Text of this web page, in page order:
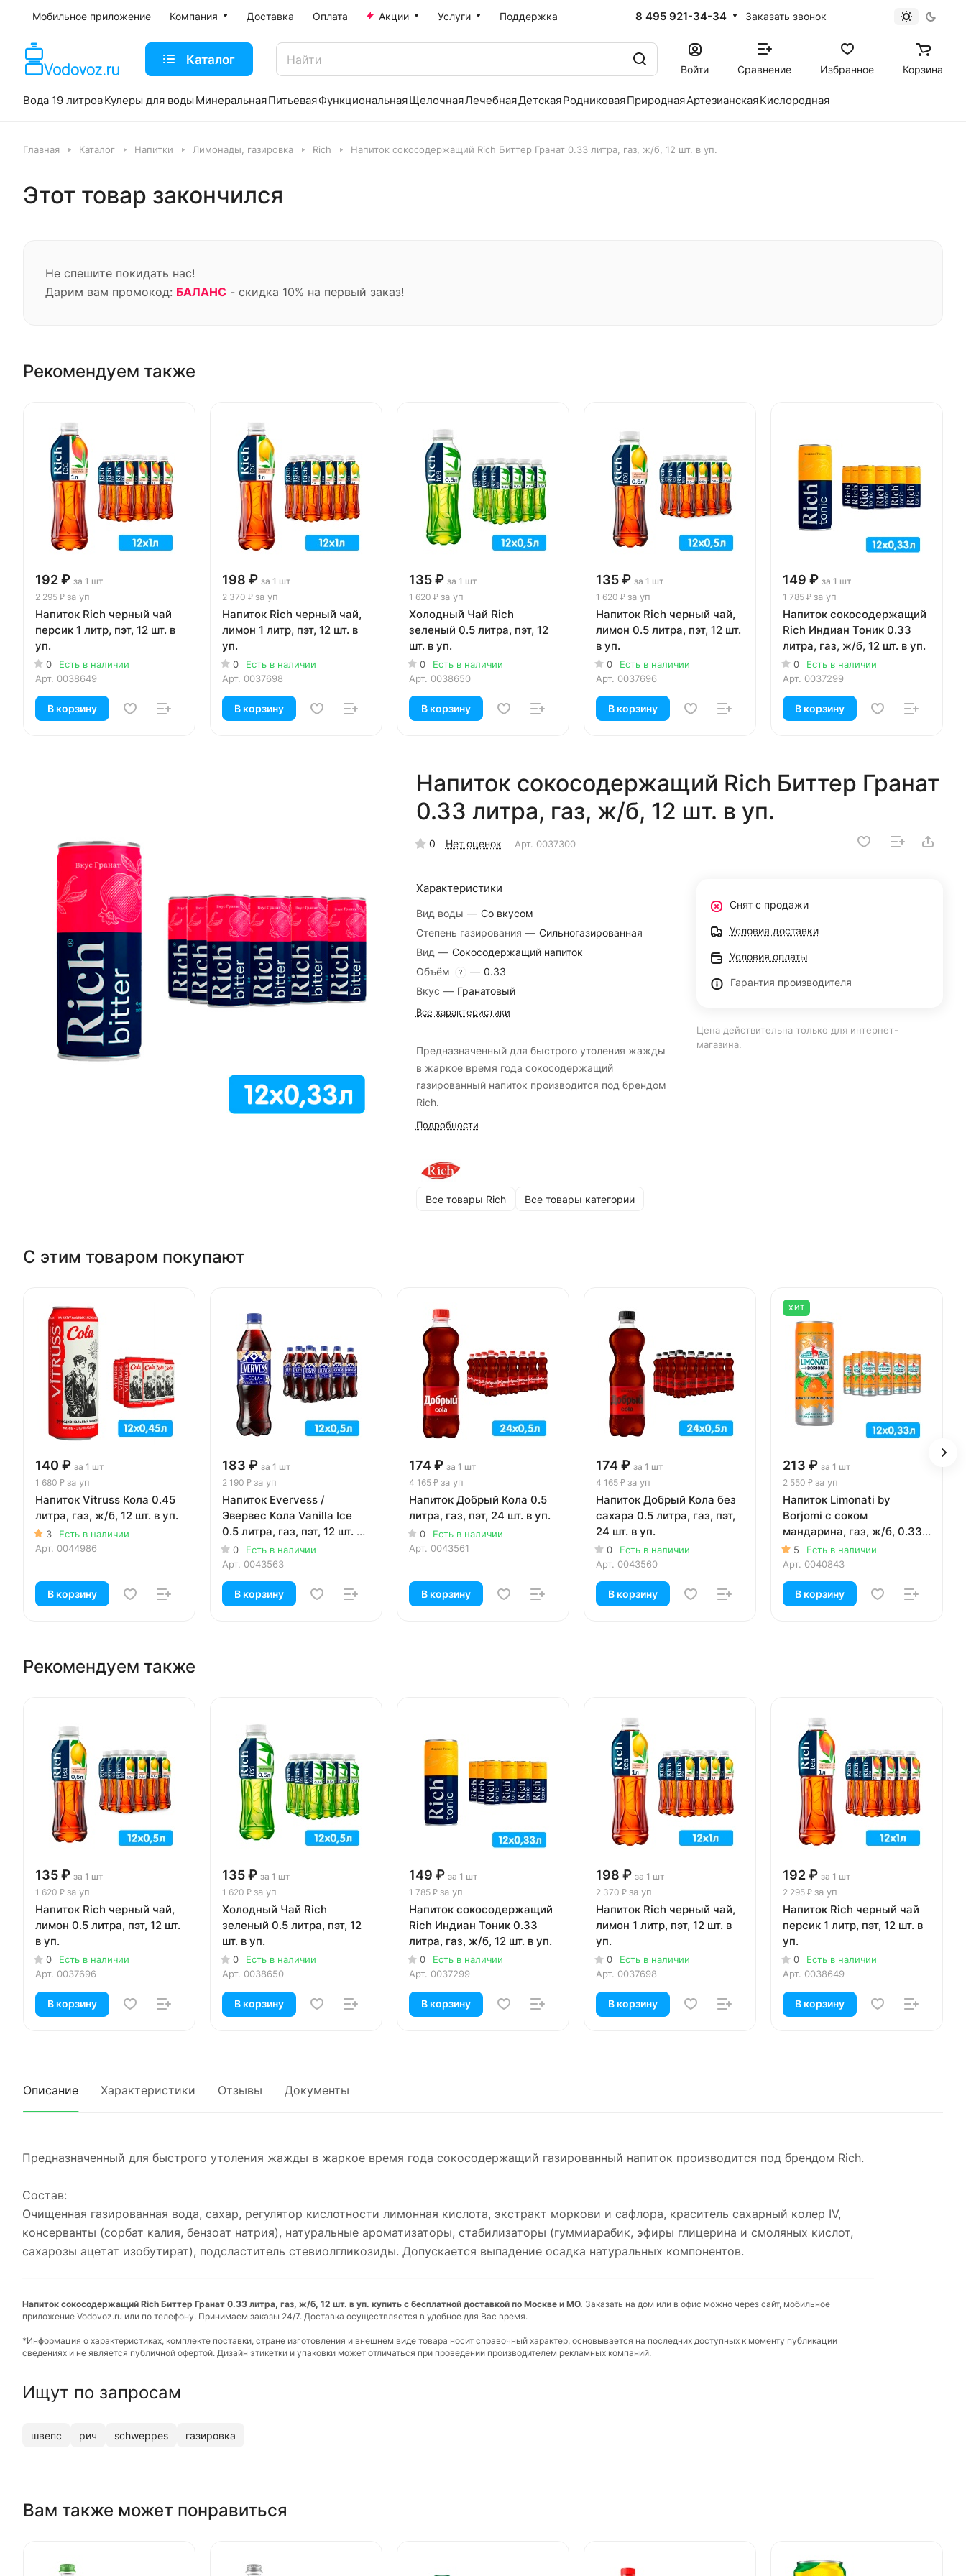
Мобильное приложение Компания Доставка Оплата Акции Услуги Поддержка 8 495 921-34-34 Заказать звонок
Каталог
Войти Сравнение Избранное Корзина
Вода 19 литровКулеры для воды МинеральнаяПитьеваяФункциональнаяЩелочнаяЛечебнаяДетскаяРодниковаяПрироднаяАртезианскаяКислородная
Главная Каталог Напитки Лимонады, газировка Rich Напиток сокосодержащий Rich Биттер Гранат 0.33 литра, газ, ж/б, 12 шт. в уп.
Этот товар закончился
Не спешите покидать нас!
Дарим вам промокод: БАЛАНС - скидка 10% на первый заказ!
Рекомендуем также
192 ₽ за 1 шт
2 295 ₽ за уп
Напиток Rich черный чай
персик 1 литр, пэт, 12 шт. в
уп.
0
Есть в наличии
Арт. 0038649
В корзину
198 ₽ за 1 шт
2 370 ₽ за уп
Напиток Rich черный чай,
лимон 1 литр, пэт, 12 шт. в
уп.
0
Есть в наличии
Арт. 0037698
В корзину
135 ₽ за 1 шт
1 620 ₽ за уп
Холодный Чай Rich
зеленый 0.5 литра, пэт, 12
шт. в уп.
0
Есть в наличии
Арт. 0038650
В корзину
135 ₽ за 1 шт
1 620 ₽ за уп
Напиток Rich черный чай,
лимон 0.5 литра, пэт, 12 шт.
в уп.
0
Есть в наличии
Арт. 0037696
В корзину
149 ₽ за 1 шт
1 785 ₽ за уп
Напиток сокосодержащий
Rich Индиан Тоник 0.33
литра, газ, ж/б, 12 шт. в уп.
0
Есть в наличии
Арт. 0037299
В корзину
Напиток сокосодержащий Rich Биттер Гранат
0.33 литра, газ, ж/б, 12 шт. в уп.
0 Нет оценок Арт. 0037300
Характеристики
Вид воды — Со вкусом
Степень газирования — Сильногазированная
Вид — Сокосодержащий напиток
Объём
? — 0.33
Вкус — Гранатовый
Все характеристики
Предназначенный для быстрого утоления жажды
в жаркое время года сокосодержащий
газированный напиток производится под брендом
Rich.
Подробности
Все товары Rich Все товары категории
Снят с продажи
Условия доставки
Условия оплаты
Гарантия производителя
Цена действительна только для интернет-
магазина.
С этим товаром покупают
140 ₽ за 1 шт
1 680 ₽ за уп
Напиток Vitruss Кола 0.45
литра, газ, ж/б, 12 шт. в уп.
3
Есть в наличии
Арт. 0044986
В корзину
183 ₽ за 1 шт
2 190 ₽ за уп
Напиток Evervess /
Эвервес Кола Vanilla Ice
0.5 литра, газ, пэт, 12 шт. в
уп.
0
Есть в наличии
Арт. 0043563
В корзину
174 ₽ за 1 шт
4 165 ₽ за уп
Напиток Добрый Кола 0.5
литра, газ, пэт, 24 шт. в уп.
0
Есть в наличии
Арт. 0043561
В корзину
174 ₽ за 1 шт
4 165 ₽ за уп
Напиток Добрый Кола без
сахара 0.5 литра, газ, пэт,
24 шт. в уп.
0
Есть в наличии
Арт. 0043560
В корзину
ХИТ
213 ₽ за 1 шт
2 550 ₽ за уп
Напиток Limonati by
Borjomi с соком
мандарина, газ, ж/б, 0.33
литра, 12 шт. в уп.
5
Есть в наличии
Арт. 0040843
В корзину
Рекомендуем также
135 ₽ за 1 шт
1 620 ₽ за уп
Напиток Rich черный чай,
лимон 0.5 литра, пэт, 12 шт.
в уп.
0
Есть в наличии
Арт. 0037696
В корзину
135 ₽ за 1 шт
1 620 ₽ за уп
Холодный Чай Rich
зеленый 0.5 литра, пэт, 12
шт. в уп.
0
Есть в наличии
Арт. 0038650
В корзину
149 ₽ за 1 шт
1 785 ₽ за уп
Напиток сокосодержащий
Rich Индиан Тоник 0.33
литра, газ, ж/б, 12 шт. в уп.
0
Есть в наличии
Арт. 0037299
В корзину
198 ₽ за 1 шт
2 370 ₽ за уп
Напиток Rich черный чай,
лимон 1 литр, пэт, 12 шт. в
уп.
0
Есть в наличии
Арт. 0037698
В корзину
192 ₽ за 1 шт
2 295 ₽ за уп
Напиток Rich черный чай
персик 1 литр, пэт, 12 шт. в
уп.
0
Есть в наличии
Арт. 0038649
В корзину
Описание Характеристики Отзывы Документы
Предназначенный для быстрого утоления жажды в жаркое время года сокосодержащий газированный напиток производится под брендом Rich.
Состав:
Очищенная газированная вода, сахар, регулятор кислотности лимонная кислота, экстракт моркови и сафлора, краситель сахарный колер IV,
консерванты (сорбат калия, бензоат натрия), натуральные ароматизаторы, стабилизаторы (гуммиарабик, эфиры глицерина и смоляных кислот,
сахарозы ацетат изобутират), подсластитель стевиолгликозиды. Допускается выпадение осадка натуральных компонентов.
Напиток сокосодержащий Rich Биттер Гранат 0.33 литра, газ, ж/б, 12 шт. в уп. купить с бесплатной доставкой по Москве и МО. Заказать на дом или в офис можно через сайт, мобильное
приложение Vodovoz.ru или по телефону. Принимаем заказы 24/7. Доставка осуществляется в удобное для Вас время.
*Информация о характеристиках, комплекте поставки, стране изготовления и внешнем виде товара носит справочный характер, основывается на последних доступных к моменту публикации
сведениях и не является публичной офертой. Дизайн этикетки и упаковки может отличаться при проведении производителем рекламных компаний.
Ищут по запросам
швепс рич schweppes газировка
Вам также может понравиться